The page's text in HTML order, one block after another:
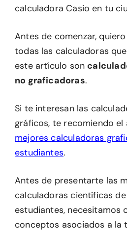
calculadora Casio en tu
Antes de comenzar,
todas las calculadoras
este artículo son
no graficadoras.
Si te interesan las
gráficos, te recomiendo el
mejores calculadoras
estudiantes.
Antes de presentarte las
calculadoras científicas
estudiantes, necesitamos
conceptos asociados a la